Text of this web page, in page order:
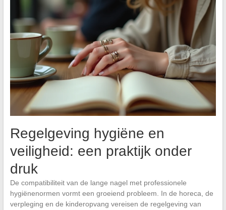
Regelgeving hygiëne en
veiligheid: een praktijk onder
druk
De compatibiliteit van de lange nagel met professionele
hygiënenormen vormt een groeiend probleem. In de horeca, de
verpleging en de kinderopvang vereisen de regelgeving van